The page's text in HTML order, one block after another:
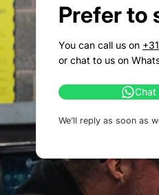
Prefer to
You can call us on
or chat to us on
Chat
We’ll reply as soon as